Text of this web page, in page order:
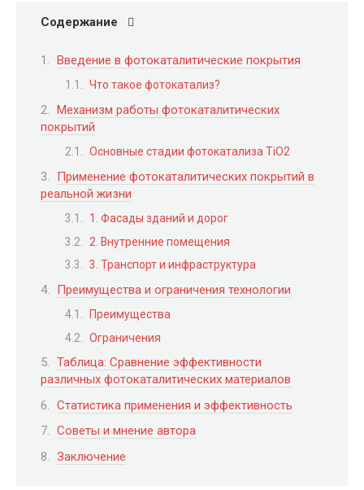
Содержание
Введение в фотокаталитические покрытия
Что такое фотокатализ?
Механизм работы фотокаталитических
покрытий
Основные стадии фотокатализа TiO2
Применение фотокаталитических покрытий в
реальной жизни
1. Фасады зданий и дорог
2. Внутренние помещения
3. Транспорт и инфраструктура
Преимущества и ограничения технологии
Преимущества
Ограничения
Таблица: Сравнение эффективности
различных фотокаталитических материалов
Статистика применения и эффективность
Советы и мнение автора
Заключение